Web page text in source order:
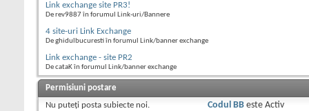
Link exchange site PR3!
De rev9887 în forumul Link-uri/Bannere
4 site-uri Link Exchange
De ghidulbucuresti în forumul Link/banner exchange
Link exchange - site PR2
De cataK în forumul Link/banner exchange
Permisiuni postare
Nu puteţi posta subiecte noi.
Codul BBeste Activ